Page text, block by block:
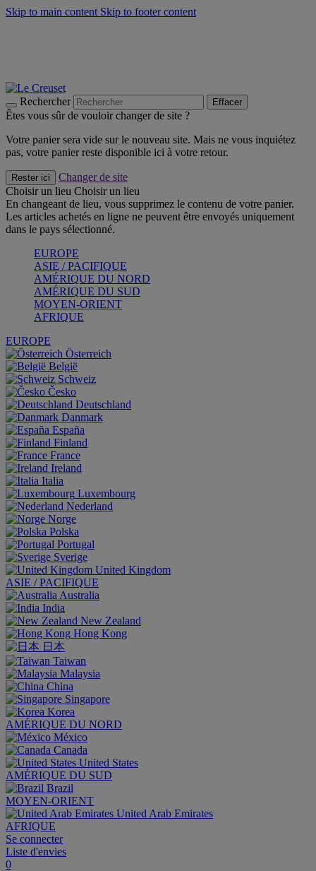
Skip to main content Skip to footer content
Rechercher Effacer
Êtes vous sûr de vouloir changer de site ?
Votre panier sera vide sur le nouveau site. Mais ne vous inquiétez
pas, votre panier reste disponible ici à votre retour.
Rester ici
Changer de site
Choisir un lieu Choisir un lieu
En changeant de lieu, vous supprimez le contenu de votre panier.
Les articles achetés en ligne ne peuvent être envoyés uniquement
dans le pays sélectionné.
EUROPE
ASIE / PACIFIQUE
AMÉRIQUE DU NORD
AMÉRIQUE DU SUD
MOYEN-ORIENT
AFRIQUE
EUROPE
Österreich
België
Schweiz
Česko
Deutschland
Danmark
España
Finland
France
Ireland
Italia
Luxembourg
Nederland
Norge
Polska
Portugal
Sverige
United Kingdom
ASIE / PACIFIQUE
Australia
India
New Zealand
Hong Kong
日本
Taiwan
Malaysia
China
Singapore
Korea
AMÉRIQUE DU NORD
México
Canada
United States
AMÉRIQUE DU SUD
Brazil
MOYEN-ORIENT
United Arab Emirates
AFRIQUE
Se connecter
Liste d'envies
0